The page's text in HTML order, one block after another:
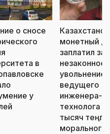
о сносе
в
у
монетный
заплатил за
незаконное
увольнение
ведущего
инженера-
технолога
тысяч теңге
морального